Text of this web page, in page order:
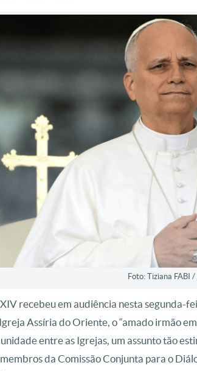
Foto: Tiziana FABI /
recebeu em audiência nesta segunda-
Assíria do Oriente, o “amado irmão
entre as Igrejas, um assunto tão
da Comissão Conjunta para o